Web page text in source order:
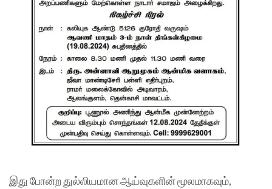
இது போன்ற துல்லியமான ஆய்வுகளின் மூலமாகவும்,